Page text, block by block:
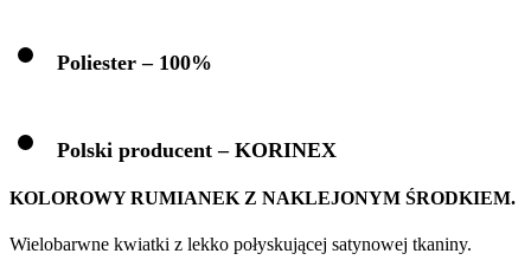
Poliester – 100%
Polski producent – KORINEX
KOLOROWY RUMIANEK Z NAKLEJONYM ŚRODKIEM.
Wielobarwne kwiatki z lekko połyskującej satynowej tkaniny.